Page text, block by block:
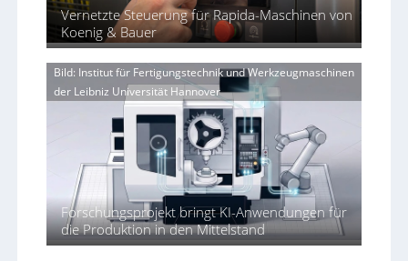
i
r
V
r
j
a
n
d
i
r
n
g
n
e
r
h
d
i
e
Vernetzte Steuerung für Rapida-Maschinen von
Koenig & Bauer
Bild: Institut für Fertigungstechnik und Werkzeugmaschinen
der Leibniz Universität Hannover
Forschungsprojekt bringt KI-Anwendungen für
die Produktion in den Mittelstand